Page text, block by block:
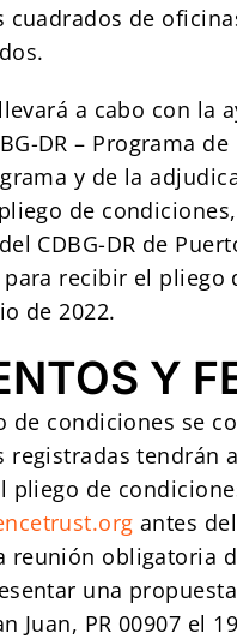
cuadrados de
a cabo con la
DR – Programa
y de la
de
CDBG-DR de
recibir el pliego
de 2022.
Y
de condiciones se
registradas tendrán
pliego de
antes
reunión obligatoria
una
Juan, PR 00907 el